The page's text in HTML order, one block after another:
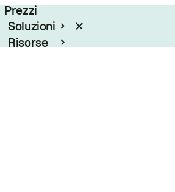
Prezzi
Soluzioni
Risorse